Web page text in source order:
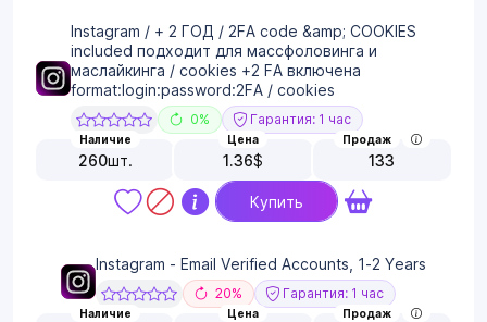
Instagram / + 2 ГОД / 2FA code &amp; COOKIES
included подходит для массфоловинга и
маслайкинга / cookies +2 FA включена
format:login:password:2FA / cookies
0% Гарантия: 1 час
Наличие
260шт.
Цена
1.36$
Продаж
133
Купить
Instagram - Email Verified Accounts, 1-2 Years
20% Гарантия: 1 час
Наличие Цена Продаж